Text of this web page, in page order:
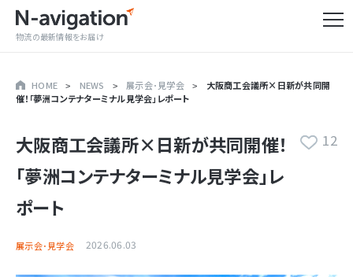
物流の最新情報をお届け
HOME NEWS 展示会･見学会
大阪商工会議所×日新が共同開
催！「夢洲コンテナターミナル見学会」レポート
12
大阪商工会議所×日新が共同開催！
「夢洲コンテナターミナル見学会」レ
ポート
展示会･見学会 2026.06.03